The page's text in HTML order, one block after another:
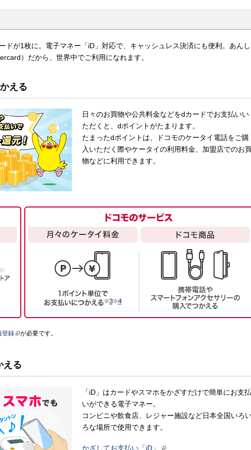
ドが1枚に。電子マネー「iD」対応で、キャッシュレス決済にも便利。あんし
）だから、世界中でご利用になれます。
える
日々のお買物や公共料金などをdカードでお支払いい
ただくと、dポイントがたまります。
たまったdポイントは、ドコモのケータイ電話をご購
入いただく際やケータイの利用料金、加盟店でのお
物などに利用できます。
登録 が必要です。
える
「iD」はカードやスマホをかざすだけで簡単にお支払
いができる電子マネー。
コンビニや飲食店、レジャー施設など日本全国いろ
ろな場所で使用できます。
かざしてお支払い「iD」